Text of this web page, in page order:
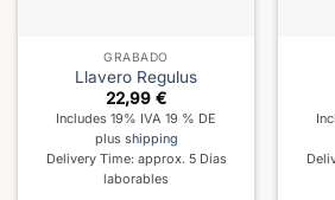
GRABADO
Llavero Regulus
22,99 €
Includes 19% IVA 19 % DE
plus shipping
Delivery Time: approx. 5 Días
laborables